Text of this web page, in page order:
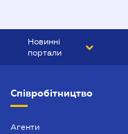
Новинні
портали
БІЗНЕС
Співробітництво
Агенти